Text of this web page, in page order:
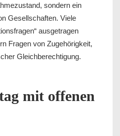
sondern ein
Gesellschaften. Viele
ausgetragen
Fragen von Zugehörigkeit,
Gleichberechtigung.
mit offenen